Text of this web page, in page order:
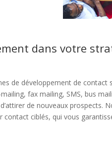
dans votre
de développement de contact
fax mailing, SMS, bus
de nouveaux prospects.
ciblés, qui vous